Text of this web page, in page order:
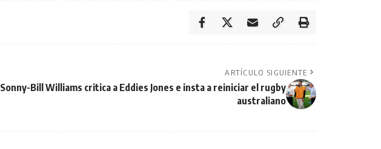
ARTÍCULO SIGUIENTE
Sonny-Bill Williams critica a Eddies Jones e insta a reiniciar el rugby
australiano